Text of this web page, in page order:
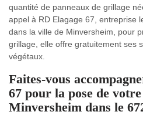
quantité de panneaux de grillage
appel à RD Elagage 67, entreprise
dans la ville de Minversheim, pour
grillage, elle offre gratuitement ses
végétaux.
Faites-vous
67 pour la pose de
Minversheim dans le